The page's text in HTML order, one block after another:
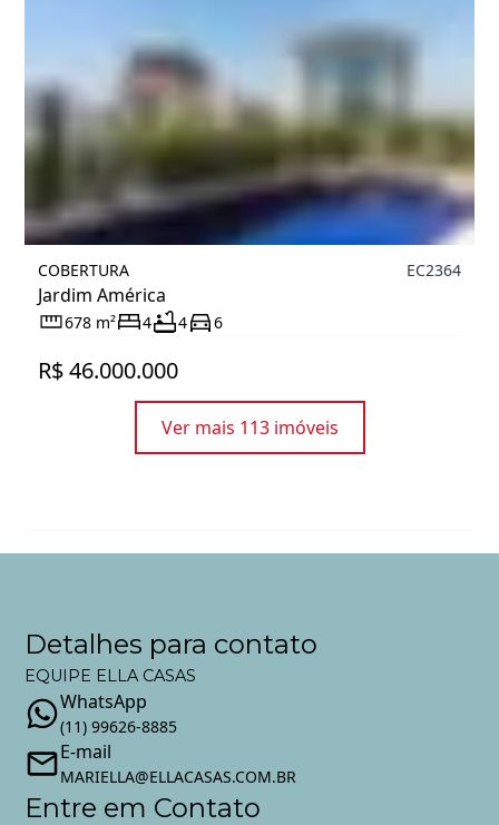
COBERTURA
Jardim América
EC2364
678 m² 4 4 6
R$ 46.000.000
Ver mais 113 imóveis
Detalhes para contato
EQUIPE ELLA CASAS
WhatsApp
(11) 99626-8885
E-mail
MARIELLA@ELLACASAS.COM.BR
Entre em Contato